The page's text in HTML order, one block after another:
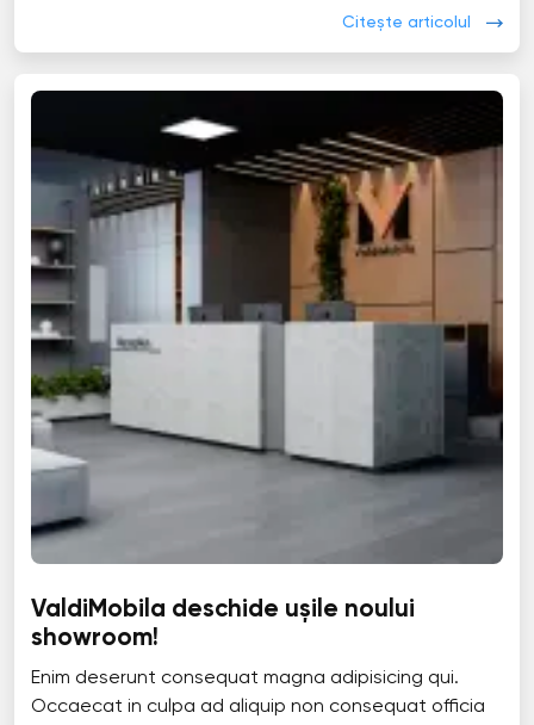
Citește articolul
ValdiMobila deschide ușile noului
showroom!
Enim deserunt consequat magna adipisicing qui.
Occaecat in culpa ad aliquip non consequat officia